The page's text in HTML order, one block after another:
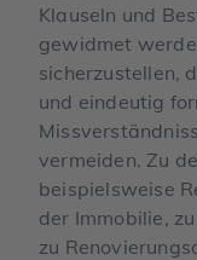
Klauseln und
gewidmet
sicherzustellen,
und eindeutig
vermeiden. Zu
beispielsweise
der Immobilie,
zu